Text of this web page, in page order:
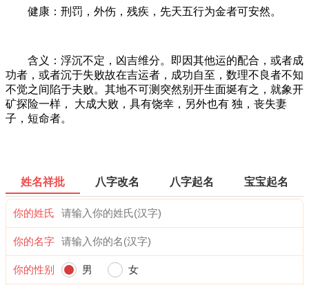
健康：刑罚，外伤，残疾，先天五行为金者可安然。
含义：浮沉不定，凶吉维分。即因其他运的配合，或者成
功者，或者沉于失败故在吉运者，成功自至，数理不良者不知
不觉之间陷于夫败。其地不可测突然别开生面埏有之，就象开
矿探险一样， 大成大败，具有饶幸，另外也有 独，丧失妻
子，短命者。
姓名祥批 八字改名 八字起名 宝宝起名
你的姓氏
你的名字
你的性别 男 女